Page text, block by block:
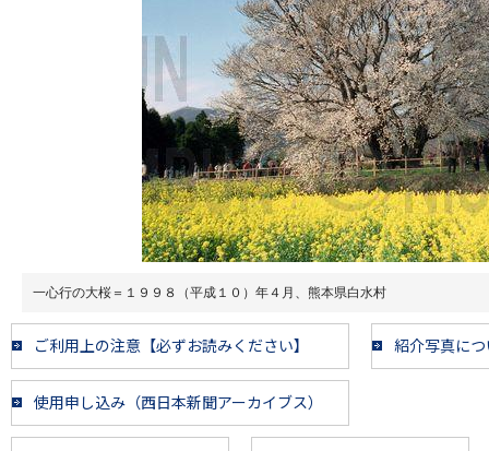
一心行の大桜＝１９９８（平成１０）年４月、熊本県白水村
ご利用上の注意【必ずお読みください】 紹介写真に
使用申し込み（西日本新聞アーカイブス）